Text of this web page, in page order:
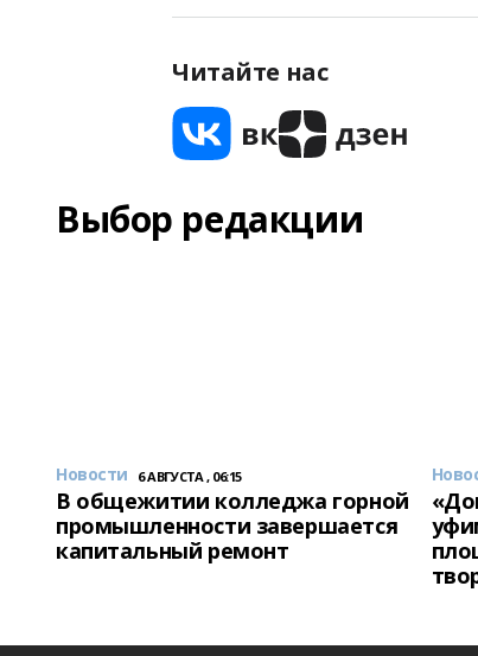
Читайте нас
Выбор редакции
Новости 6 АВГУСТА , 06:15
В общежитии колледжа горной
промышленности завершается
капитальный ремонт